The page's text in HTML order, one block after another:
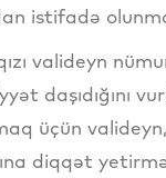
istifadə
valideyn
daşıdığını
üçün
diqqət